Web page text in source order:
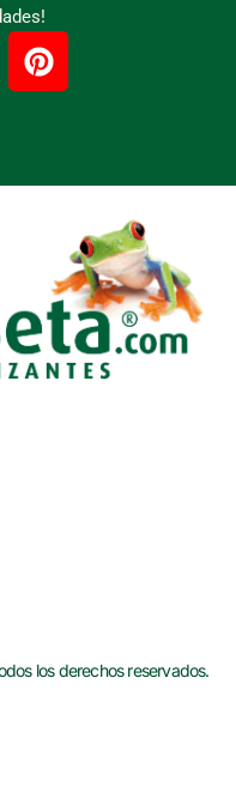
P
i
r
los derechos reservados.